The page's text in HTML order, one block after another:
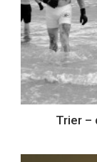
Trier –